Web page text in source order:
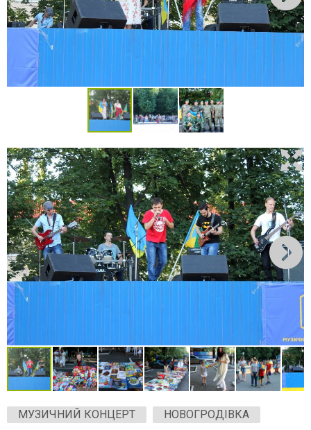
МУЗИЧНИЙ КОНЦЕРТ
НОВОГРОДІВКА